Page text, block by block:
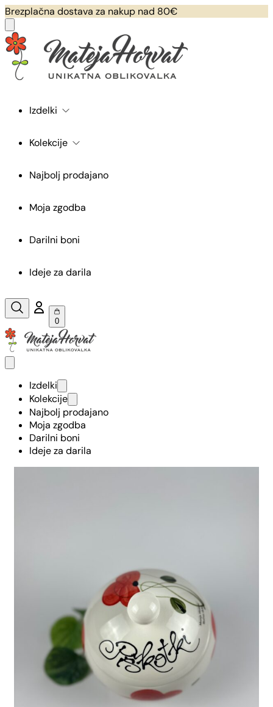
Brezplačna dostava za nakup nad 80€
Izdelki
Kolekcije
Najbolj prodajano
Moja zgodba
Darilni boni
Ideje za darila
0
Izdelki
Kolekcije
Najbolj prodajano
Moja zgodba
Darilni boni
Ideje za darila